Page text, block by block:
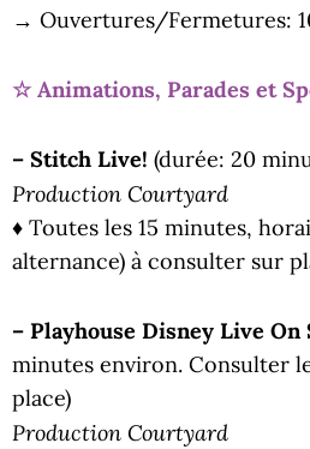
→ Ouvertures/Fermetures:
☆ Animations, Parades et
– Stitch Live! (durée: 20
Production Courtyard
♦ Toutes les 15 minutes,
alternance) à consulter sur
– Playhouse Disney Live On
minutes environ. Consulter
place)
Production Courtyard